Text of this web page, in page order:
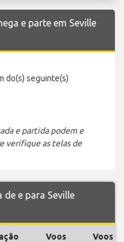
e parte em Seville
do(s) seguinte(s)
e partida podem e
verifique as telas de
e para Seville
Voos
Voos